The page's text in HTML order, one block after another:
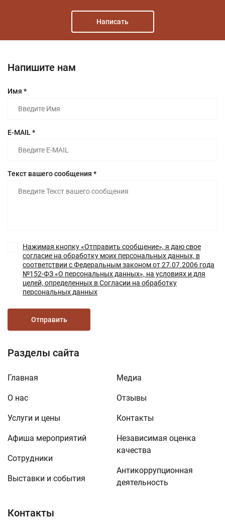
Написать
Контакты
Разделы сайта
Главная
О нас
Услуги и цены
Афиша мероприятий
Сотрудники
Выставки и события
Медиа
Отзывы
Контакты
Независимая оценка
качества
Антикоррупционная
деятельность
Напишите нам
Имя *
E-MAIL *
Текст вашего сообщения *
Нажимая кнопку «Отправить сообщение», я даю свое
согласие на обработку моих персональных данных, в
соответствии с Федеральным законом от 27.07.2006 года
№152-ФЗ «О персональных данных», на условиях и для
целей, определенных в Согласии на обработку
персональных данных
Отправить